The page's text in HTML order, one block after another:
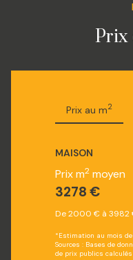
Prix
Prix au m2
MAISON
Prix m2 moyen
3278 €
De 2000 € à 3982
*Estimation au mois
Sources : Bases de
de prix publics